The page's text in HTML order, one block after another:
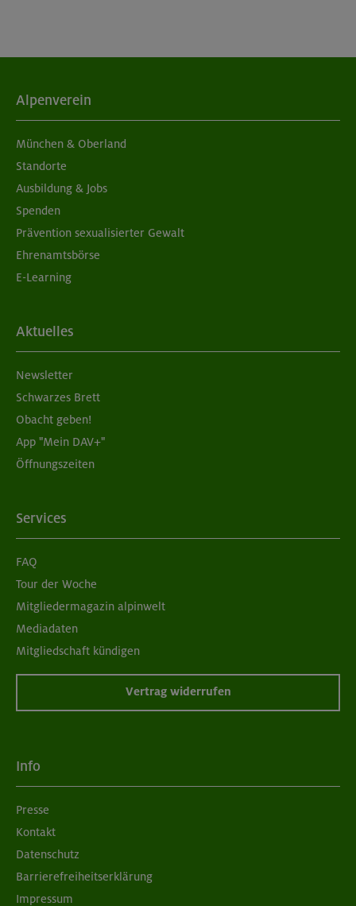
Alpenverein
München & Oberland
Standorte
Ausbildung & Jobs
Spenden
Prävention sexualisierter Gewalt
Ehrenamtsbörse
E-Learning
Aktuelles
Newsletter
Schwarzes Brett
Obacht geben!
App "Mein DAV+"
Öffnungszeiten
Services
FAQ
Tour der Woche
Mitgliedermagazin alpinwelt
Mediadaten
Mitgliedschaft kündigen
Vertrag widerrufen
Info
Presse
Kontakt
Datenschutz
Barrierefreiheitserklärung
Impressum